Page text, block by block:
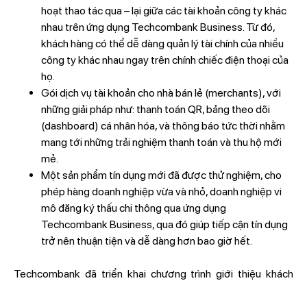
hoạt thao tác qua – lại giữa các tài khoản công ty khác
nhau trên ứng dụng Techcombank Business. Từ đó,
khách hàng có thể dễ dàng quản lý tài chính của nhiều
công ty khác nhau ngay trên chính chiếc điện thoại của
họ.
Gói dịch vụ tài khoản cho nhà bán lẻ (merchants), với
những giải pháp như: thanh toán QR, bảng theo dõi
(dashboard) cá nhân hóa, và thông báo tức thời nhằm
mang tới những trải nghiệm thanh toán và thu hộ mới
mẻ.
Một sản phẩm tín dụng mới đã được thử nghiệm, cho
phép hàng doanh nghiệp vừa và nhỏ, doanh nghiệp vi
mô đăng ký thấu chi thông qua ứng dụng
Techcombank Business, qua đó giúp tiếp cận tín dụng
trở nên thuận tiện và dễ dàng hơn bao giờ hết.
Techcombank đã triển khai chương trình giới thiệu khách